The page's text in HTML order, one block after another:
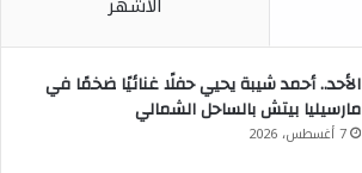
الأحد.. أحمد شيبة يحيي حفلًا غنائيًا ضخمًا في
مارسيليا بيتش بالساحل الشمالي
7 أغسطس، 2026